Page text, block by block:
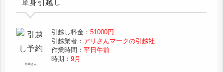
外崎さん
引越し料金：51000円
引越業者： アリさんマークの引越社
作業時間：平日午前
時期：9月